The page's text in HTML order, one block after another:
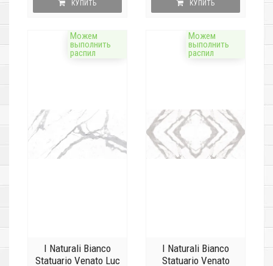
КУПИТЬ КУПИТЬ
Можем
выполнить
распил
I Naturali Bianco
Statuario Venato Luc
Можем
выполнить
распил
I Naturali Bianco
Statuario Venato